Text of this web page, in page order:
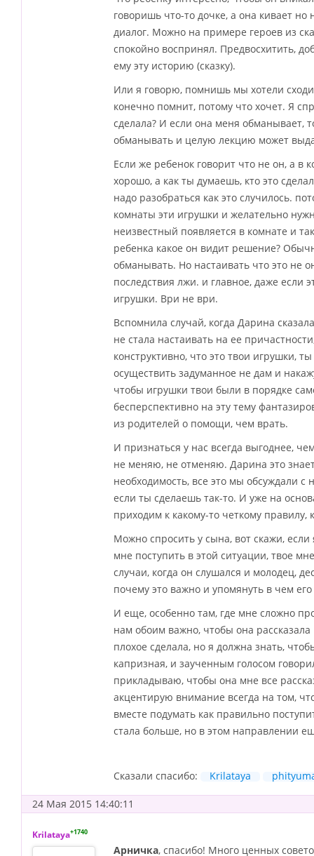
говоришь что-то дочке, а она кивает
диалог. Можно на примере героев из
спокойно воспринял. Предвосхитить,
ему эту историю (сказку).
Или я говорю, помнишь мы хотели
конечно помнит, потому что хочет. Я
сделала? И если она меня обманывает,
обманывать и целую лекцию может
Если же ребенок говорит что не он, а в
хорошо, а как ты думаешь, кто это
надо разобраться как это случилось.
комнаты эти игрушки и желательно
неизвестный появляется в комнате и
ребенка какое он видит решение?
обманывать. Но настаивать что это не
последствия лжи. и главное, даже если
игрушки. Ври не ври.
Вспомнила случай, когда Дарина
не стала настаивать на ее
конструктивно, что это твои игрушки,
осуществить задуманное не дам и
чтобы игрушки твои были в порядке
бесперспективно на эту тему
из родителей о помощи, чем врать.
И признаться у нас всегда выгоднее,
не меняю, не отменяю. Дарина это
необходимость, все это мы обсуждали
если ты сделаешь так-то. И уже на
приходим к какому-то четкому
Можно спросить у сына, вот скажи,
мне поступить в этой ситуации, твое
случаи, когда он слушался и молодец,
почему это важно и упомянуть в чем
И еще, особенно там, где мне сложно
нам обоим важно, чтобы она
плохое сделала, но я должна знать,
капризная, и заученным голосом
прикладываю, чтобы она мне все
акцентирую внимание всегда на том,
вместе подумать как правильно
стала больше, но в этом направлении
Сказали спасибо: Krilataya
24 Мая 2015 14:40:11
Krilataya+1740
Арничка, спасибо! Много ценных